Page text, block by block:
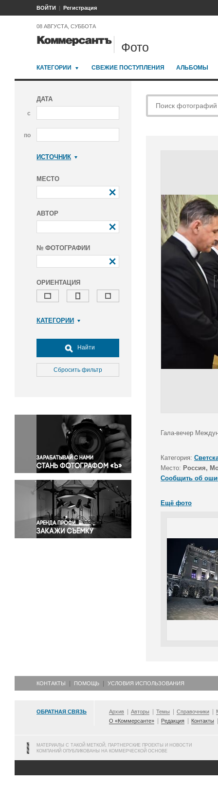
ВОЙТИ Регистрация
08 АВГУСТА, СУББОТА
Фото
КАТЕГОРИИ СВЕЖИЕ ПОСТУПЛЕНИЯ АЛЬБОМЫ
ДАТА
с
по
ИСТОЧНИК
МЕСТО
АВТОР
№ ФОТОГРАФИИ
ОРИЕНТАЦИЯ
КАТЕГОРИИ
Досуг, туризм и отдых
Культура
Медицина
Окружающая среда
Политика
Правосудие
Происшествия и конфликты
Религия
Светская жизнь
Спорт
Экология
Экономика и бизнес
Найти
Сбросить фильтр
Гала-вечер
Категория:
Место: Россия,
Сообщить об
Ещё фото
КОНТАКТЫ ПОМОЩЬ УСЛОВИЯ ИСПОЛЬЗОВАНИЯ
ОБРАТНАЯ СВЯЗЬ Архив Авторы Темы Справочники
О «Коммерсанте»
Редакция Контакты
МАТЕРИАЛЫ С ТАКОЙ МЕТКОЙ, ПАРТНЕРСКИЕ ПРОЕКТЫ И НОВОСТИ
КОМПАНИЙ ОПУБЛИКОВАНЫ НА КОММЕРЧЕСКОЙ ОСНОВЕ